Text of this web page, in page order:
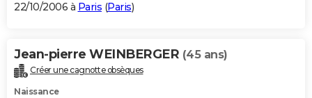
22/10/2006 à Paris (Paris)
Jean-pierre WEINBERGER (45 ans)
Créer une cagnotte obsèques
Naissance